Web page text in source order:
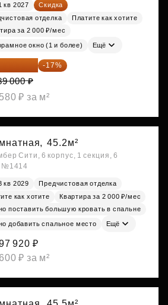
кв 2027
Скидка
отделка
Платите как хотите
за 2 000 ₽/мес
окно (1 и более) Ещё
870 ₽ -17%
000 ₽
₽ за м²
45.2м²
Сити, 6 корпус, 1 секция, 6
№1414
кв 2029
Предчистовая отделка
как хотите
Квартира за 2 000 ₽/мес
поставить большую кровать в спальне
добавить спальное место Ещё
920 ₽
₽ за м²